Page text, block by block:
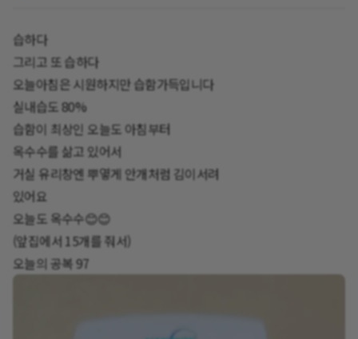
습하다
그리고 또 습하다
오늘아침은 시원하지만 습함가득입니다
실내습도 80%
습함이 최상인 오늘도 아침부터
옥수수를 삶고 있어서
거실 유리창엔 뿌옇게 안개처럼 김이서려
있어요
오늘도 옥수수😊😊
(앞집에서 15개를 줘서)
오늘의 공복 97